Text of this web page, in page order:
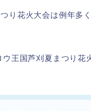
り花火大会は例年多
王国芦刈夏まつり花